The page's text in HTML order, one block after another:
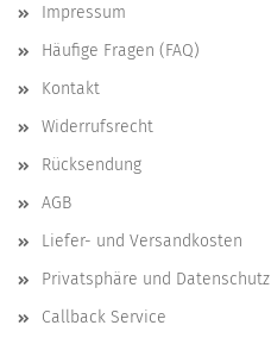
Impressum
Häufige Fragen (FAQ)
Kontakt
Widerrufsrecht
Rücksendung
AGB
Liefer- und Versandkosten
Privatsphäre und Datenschutz
Callback Service